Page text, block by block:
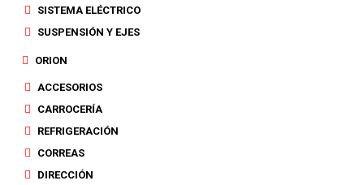
SISTEMA ELÉCTRICO
SUSPENSIÓN Y EJES
ORION
ACCESORIOS
CARROCERÍA
REFRIGERACIÓN
CORREAS
DIRECCIÓN